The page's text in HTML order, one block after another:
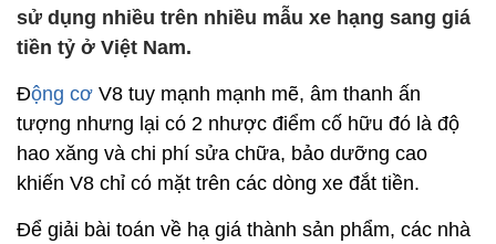
sử dụng nhiều trên nhiều mẫu xe hạng sang giá
tiền tỷ ở Việt Nam.
Động cơ V8 tuy mạnh mạnh mẽ, âm thanh ấn
tượng nhưng lại có 2 nhược điểm cố hữu đó là độ
hao xăng và chi phí sửa chữa, bảo dưỡng cao
khiến V8 chỉ có mặt trên các dòng xe đắt tiền.
Để giải bài toán về hạ giá thành sản phẩm, các nhà